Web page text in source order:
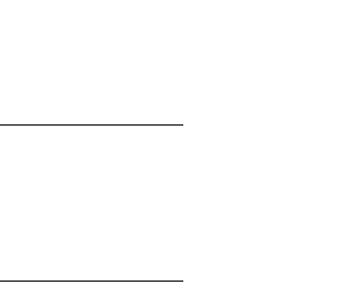
hinweg und hält
für noch mehr
jetzt leichter